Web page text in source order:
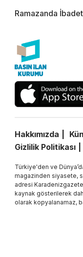
Ramazanda İbadet
Hakkımızda
Gizlilik Politikası
Türkiye'den ve
magazinden siyasete,
adresi
kaynak gösterilerek
olarak kopyalanamaz,